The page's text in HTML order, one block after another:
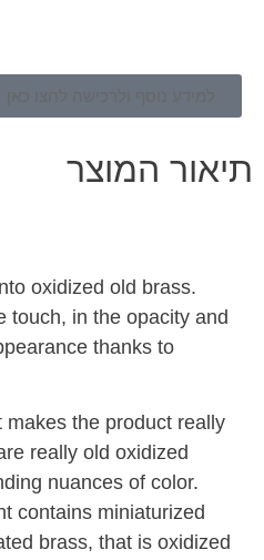
למידע נוסף ולרכישה לחצו כאן
תיאור המוצר
oxidized old brass.
touch, in the opacity and
thanks to
the product really
really old oxidized
nuances of color.
contains miniaturized
brass, that is oxidized